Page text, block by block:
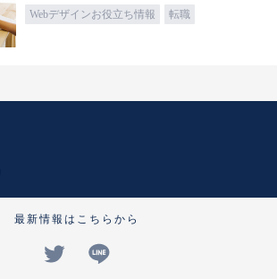
Webデザインお役立ち情報 転職
最新情報はこちらから